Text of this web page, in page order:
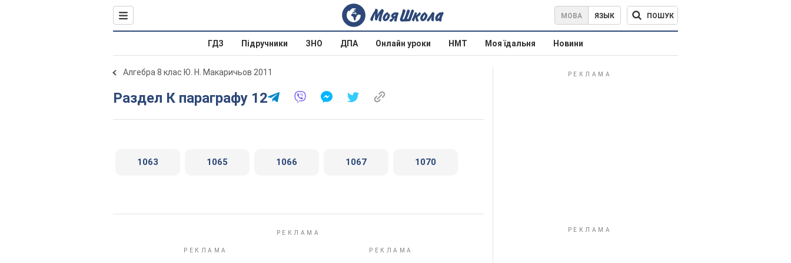
МОВА ЯЗЫК ПОШУК
ГДЗ Підручники ЗНО ДПА Онлайн уроки НМТ Моя їдальня Новини
Алгебра 8 клас Ю. Н. Макаричьов 2011
Раздел К параграфу 12
1063 1065 1066 1067 1070